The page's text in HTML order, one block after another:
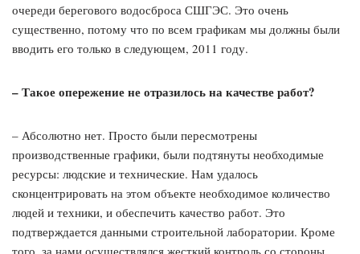
очереди берегового водосброса СШГЭС. Это очень
существенно, потому что по всем графикам мы должны были
вводить его только в следующем, 2011 году.
– Такое опережение не отразилось на качестве работ?
– Абсолютно нет. Просто были пересмотрены
производственные графики, были подтянуты необходимые
ресурсы: людские и технические. Нам удалось
сконцентрировать на этом объекте необходимое количество
людей и техники, и обеспечить качество работ. Это
подтверждается данными строительной лаборатории. Кроме